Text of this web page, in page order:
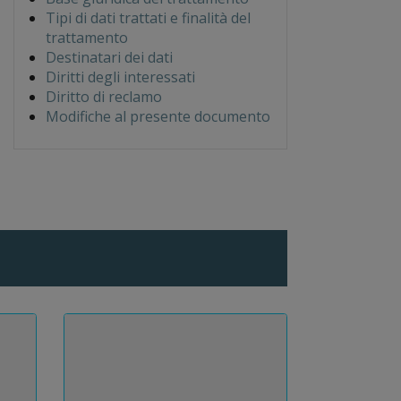
Tipi di dati trattati e finalità del
trattamento
Destinatari dei dati
Diritti degli interessati
Diritto di reclamo
Modifiche al presente documento